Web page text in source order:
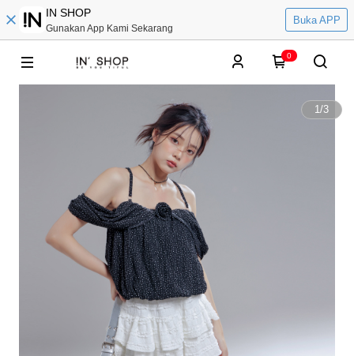
IN SHOP
Gunakan App Kami Sekarang
Buka APP
0
1/3